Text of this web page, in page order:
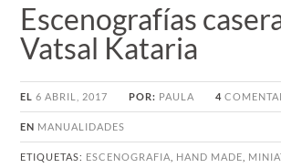
Escenografías
Vatsal Kataria
EL 6 ABRIL, 2017 POR: PAULA 4
EN MANUALIDADES
ETIQUETAS: ESCENOGRAFIA HAND MADE